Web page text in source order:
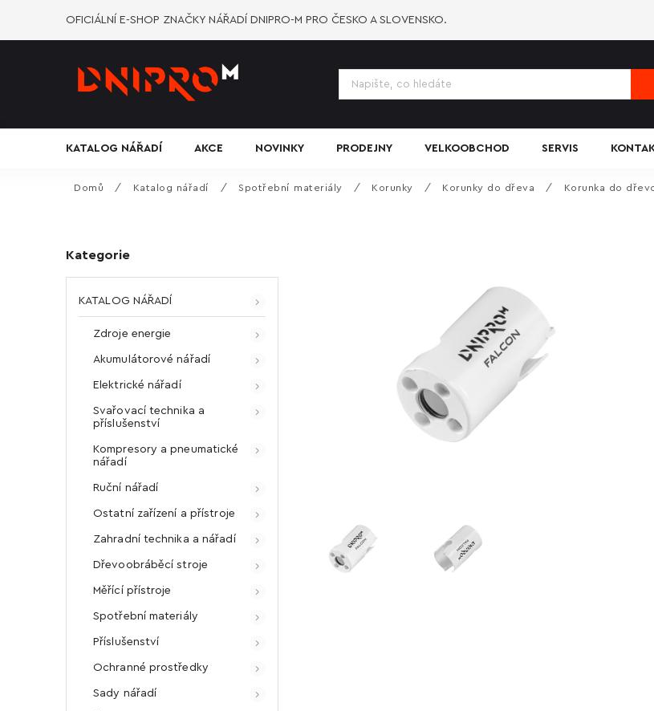
OFICIÁLNÍ E-SHOP ZNAČKY NÁŘADÍ DNIPRO-M PRO ČESKO A SLOVENSKO.
KATALOG NÁŘADÍ AKCE NOVINKY PRODEJNY VELKOOBCHOD SERVIS
Domů / Katalog nářadí / Spotřební materiály / Korunky / Korunky do dřeva / Korunka do
Kategorie
KATALOG NÁŘADÍ
Zdroje energie
Akumulátorové nářadí
Elektrické nářadí
Svařovací technika a
příslušenství
Kompresory a pneumatické
nářadí
Ruční nářadí
Ostatní zařízení a přístroje
Zahradní technika a nářadí
Dřevoobráběcí stroje
Měřící přístroje
Spotřební materiály
Příslušenství
Ochranné prostředky
Sady nářadí